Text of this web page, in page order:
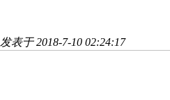
发表于 2018-7-10 02:24:17